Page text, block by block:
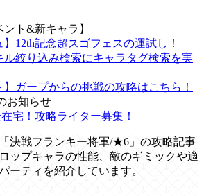
ント&新キャラ】
】12th記念超スゴフェスの運試し！
ル絞り込み検索にキャラタグ検索を実
】ガープからの挑戦の攻略はこちら！
お知らせ
宅！攻略ライター募集！
決戦フランキー将軍/★6」の攻略記事
ップキャラの性能、敵のギミックや適
ーティを紹介しています。